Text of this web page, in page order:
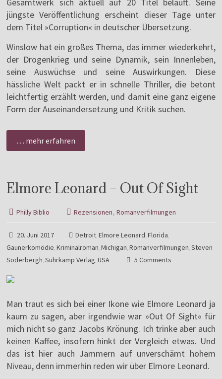
jüngste Veröffentlichung erscheint dieser Tage unter
dem Titel »Corruption« in deutscher Übersetzung.
Winslow hat ein großes Thema, das immer wiederkehrt,
der Drogenkrieg und seine Dynamik, sein Innenleben,
seine Auswüchse und seine Auswirkungen. Diese
hässliche Welt packt er in schnelle Thriller, die betont
leichtfertig erzählt werden, und damit eine ganz eigene
Form der Auseinandersetzung und Kritik suchen.
… mehr erfahren
Elmore Leonard – Out Of Sight
Philly Biblio Rezensionen,Romanverfilmungen
20. Juni 2017 Detroit ,Elmore Leonard ,Florida
Gaunerkomödie ,Kriminalroman ,Michigan ,Romanverfilmungen ,Steven
Soderbergh ,Suhrkamp Verlag ,USA 5 Comments
Man traut es sich bei einer Ikone wie Elmore Leonard ja
kaum zu sagen, aber irgendwie war »Out Of Sight« für
mich nicht so ganz Jacobs Krönung. Ich trinke aber auch
keinen Kaffee, insofern hinkt der Vergleich etwas. Und
das ist hier auch Jammern auf unverschämt hohem
Niveau, denn immerhin reden wir über Elmore Leonard.